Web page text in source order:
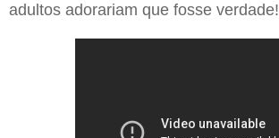
adultos adorariam que fosse verdade!